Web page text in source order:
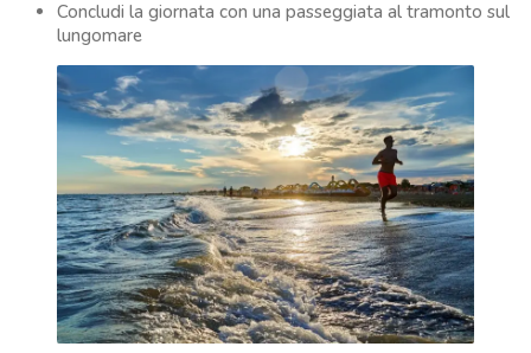
Concludi la giornata con una passeggiata al tramonto sul
lungomare